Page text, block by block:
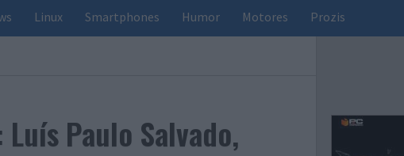
Linux Smartphones Humor Motores Prozis
Paulo Salvado,